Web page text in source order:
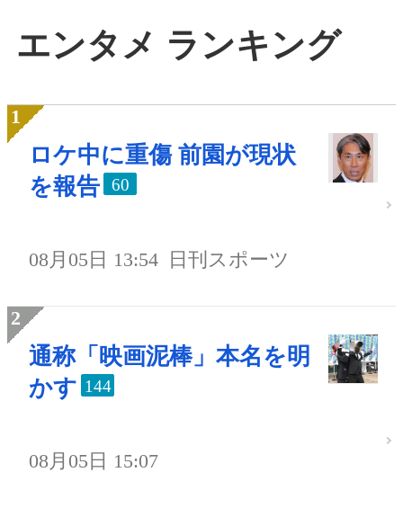
エンタメ ランキング
ロケ中に重傷 前園が現状
を報告
60
08月05日 13:54 日刊スポーツ
通称「映画泥棒」本名を明
かす 144
08月05日 15:07